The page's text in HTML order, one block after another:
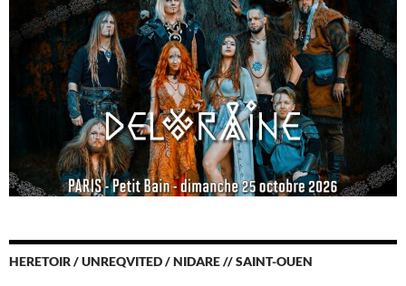
HERETOIR / UNREQVITED / NIDARE // SAINT-OUEN